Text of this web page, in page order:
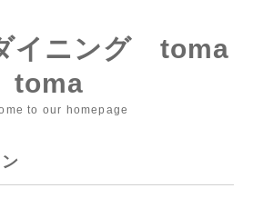
イニング toma
toma
to our homepage